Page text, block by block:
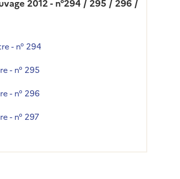
2012 - n°294 / 295 / 296 /
- n° 294
- n° 295
- n° 296
- n° 297